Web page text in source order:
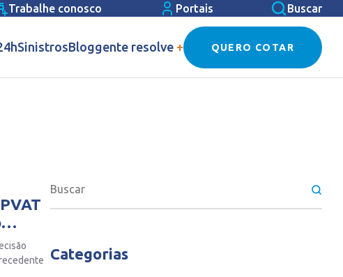
Trabalhe conosco Portais Buscar
SinistrosBloggente resolve + QUERO COTAR
Categorias